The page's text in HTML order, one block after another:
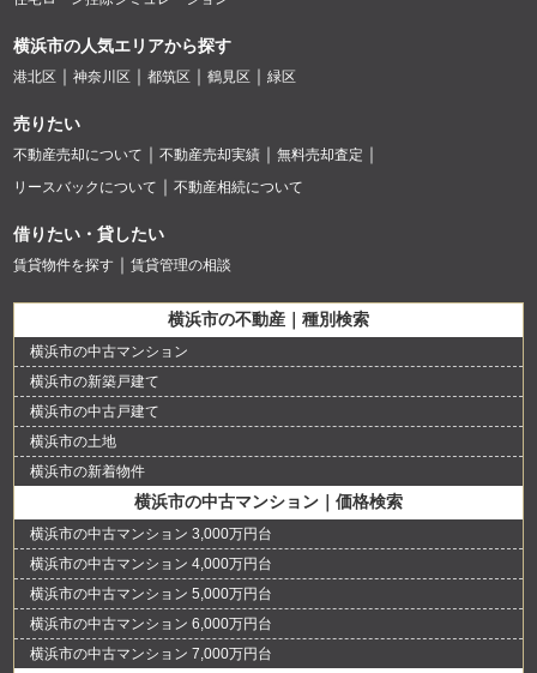
横浜市の人気エリアから探す
港北区 神奈川区 都筑区 鶴見区 緑区
売りたい
不動産売却について 不動産売却実績
無料売却査定
リースバックについて
不動産相続について
借りたい・貸したい
賃貸物件を探す 賃貸管理の相談
横浜市の不動産｜種別検索
横浜市の中古マンション
横浜市の新築戸建て
横浜市の中古戸建て
横浜市の土地
横浜市の新着物件
横浜市の中古マンション｜価格検索
横浜市の中古マンション 3,000万円台
横浜市の中古マンション 4,000万円台
横浜市の中古マンション 5,000万円台
横浜市の中古マンション 6,000万円台
横浜市の中古マンション 7,000万円台